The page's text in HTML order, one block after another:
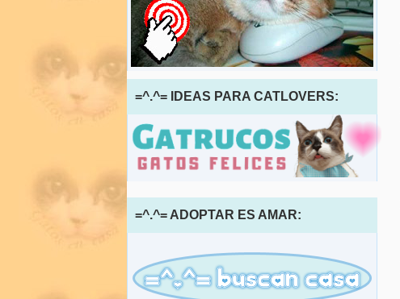
=^.^= IDEAS PARA CATLOVERS:
=^.^= ADOPTAR ES AMAR: